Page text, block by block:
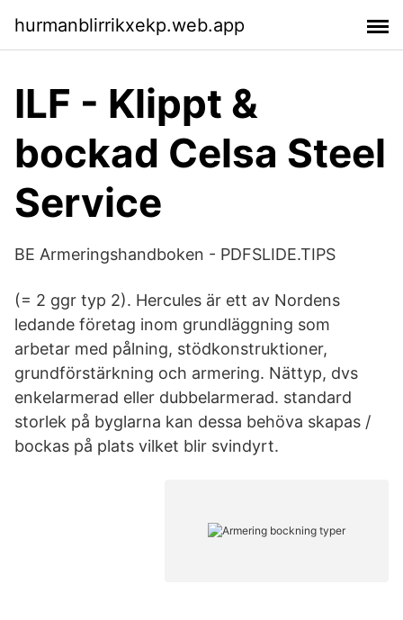
hurmanblirrikxekp.web.app
ILF - Klippt &
bockad Celsa Steel
Service
BE Armeringshandboken - PDFSLIDE.TIPS
(= 2 ggr typ 2). Hercules är ett av Nordens
ledande företag inom grundläggning som
arbetar med pålning, stödkonstruktioner,
grundförstärkning och armering. Nättyp, dvs
enkelarmerad eller dubbelarmerad. standard
storlek på byglarna kan dessa behöva skapas /
bockas på plats vilket blir svindyrt.